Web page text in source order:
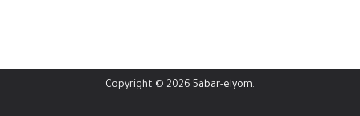
Copyright © 2026 5abar-elyom.